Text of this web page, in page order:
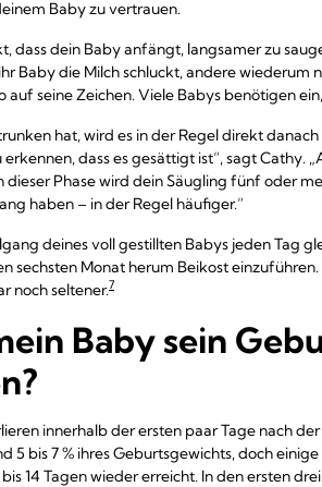
Baby zu vertrauen.
dass dein Baby anfängt, langsamer zu
Baby die Milch schluckt, andere wiederum
seine Zeichen. Viele Babys benötigen
hat, wird es in der Regel direkt
dass es gesättigt ist“, sagt
Phase wird dein Säugling fünf oder
haben – in der Regel häufiger.“
deines voll gestillten Babys jeden Tag
sechsten Monat herum Beikost
noch seltener.7
Baby sein
innerhalb der ersten paar Tage nach
5 bis 7 % ihres Geburtsgewichts, doch
14 Tagen wieder erreicht. In den ersten